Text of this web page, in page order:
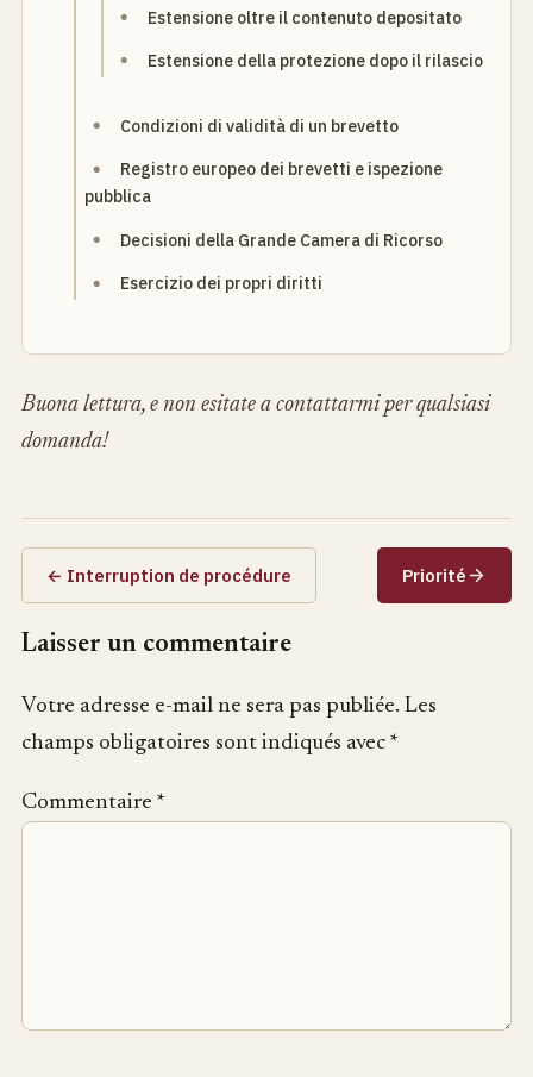
Estensione oltre il contenuto depositato
Estensione della protezione dopo il rilascio
Condizioni di validità di un brevetto
Registro europeo dei brevetti e ispezione
pubblica
Decisioni della Grande Camera di Ricorso
Esercizio dei propri diritti
Buona lettura, e non esitate a contattarmi per qualsiasi
domanda!
← Interruption de procédure Priorité
Laisser un commentaire
Votre adresse e-mail ne sera pas publiée. Les
champs obligatoires sont indiqués avec *
Commentaire *